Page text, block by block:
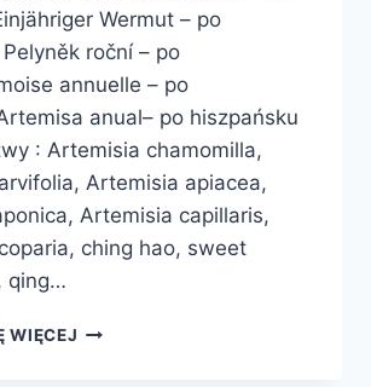
Wermut – po
roční – po
annuelle – po
anual– po hiszpańsku
: Artemisia chamomilla,
Artemisia apiacea,
Artemisia capillaris,
ching hao, sweet
qing…
WIĘCEJ BYLICA